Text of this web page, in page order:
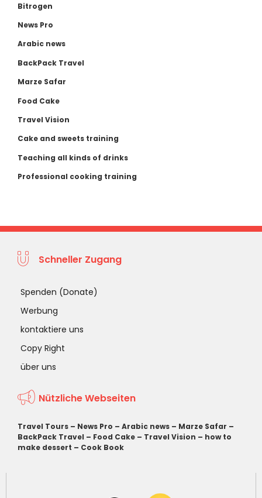
Bitrogen
News Pro
Arabic news
BackPack Travel
Marze Safar
Food Cake
Travel Vision
Cake and sweets training
Teaching all kinds of drinks
Professional cooking training
Schneller Zugang
Spenden (Donate)
Werbung
kontaktiere uns
Copy Right
über uns
Nützliche Webseiten
Travel Tours – News Pro – Arabic news – Marze Safar –
BackPack Travel – Food Cake – Travel Vision – how to
make dessert – Cook Book